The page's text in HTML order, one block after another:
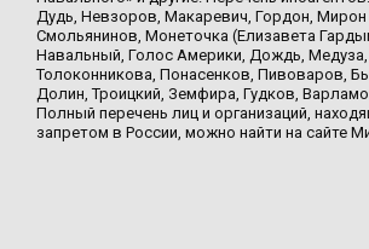
Дудь, Невзоров, Макаревич, Гордон,
Смольянинов, Монеточка (Елизавета
Навальный, Голос Америки, Дождь,
Толоконникова, Понасенков, Пивоваров,
Долин, Троицкий, Земфира, Гудков,
Полный перечень лиц и организаций,
запретом в России, можно найти на сайте